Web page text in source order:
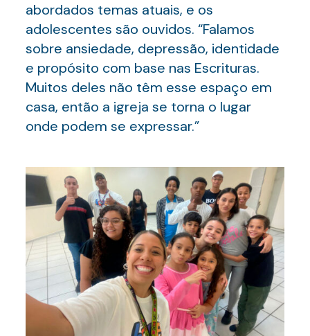
abordados temas atuais, e os
adolescentes são ouvidos. “Falamos
sobre ansiedade, depressão, identidade
e propósito com base nas Escrituras.
Muitos deles não têm esse espaço em
casa, então a igreja se torna o lugar
onde podem se expressar.”